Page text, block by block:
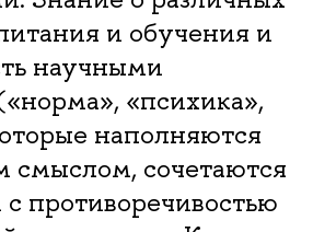
и обучения и
научными
«психика»,
наполняются
смыслом, сочетаются
противоречивостью